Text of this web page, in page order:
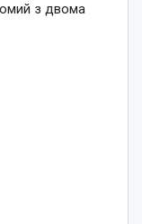
з двома